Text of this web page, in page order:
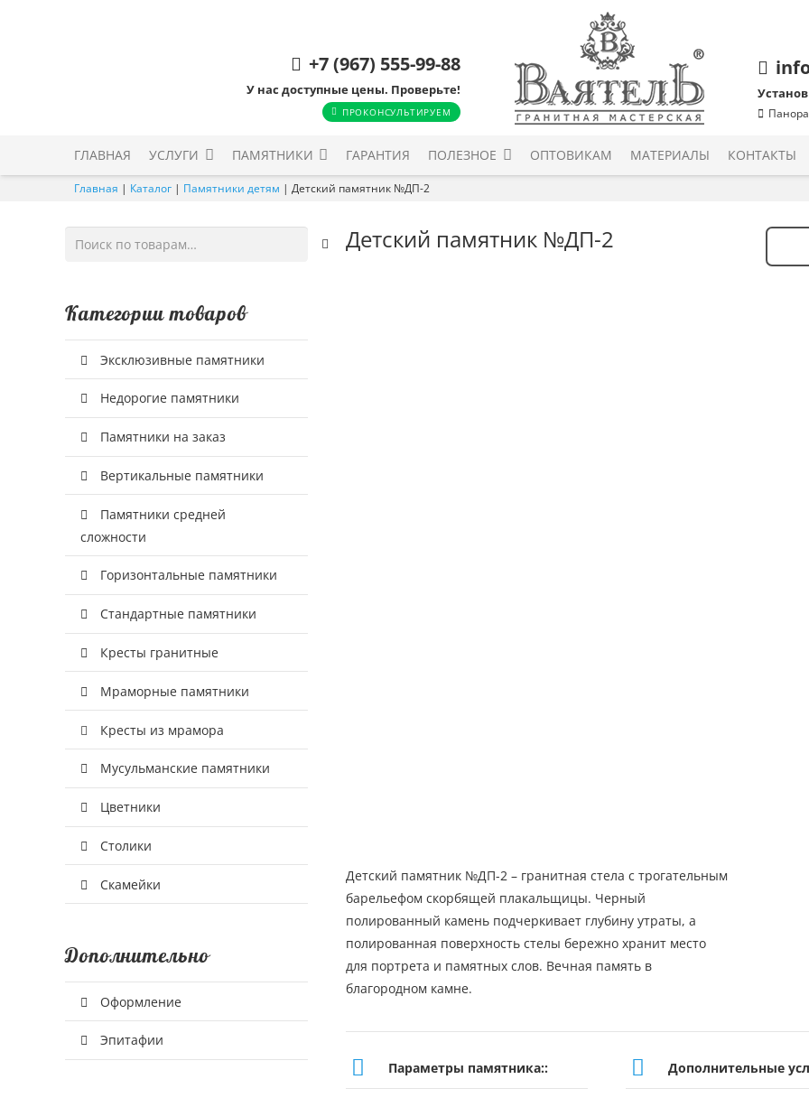
+7 (967) 555-99-88
У нас доступные цены. Проверьте!
ПРОКОНСУЛЬТИРУЕМ
ГЛАВНАЯ УСЛУГИ ПАМЯТНИКИ ГАРАНТИЯ ПОЛЕЗНОЕ ОПТОВИКАМ МАТЕРИАЛЫ КОНТАКТЫ
Главная | Каталог | Памятники детям | Детский памятник №ДП-2
Искать:
Категории товаров
Эксклюзивные памятники
Недорогие памятники
Памятники на заказ
Вертикальные памятники
Памятники средней
сложности
Горизонтальные памятники
Стандартные памятники
Кресты гранитные
Мраморные памятники
Кресты из мрамора
Мусульманские памятники
Цветники
Столики
Скамейки
Дополнительно
Оформление
Эпитафии
Детский памятник №ДП-2
Детский памятник №ДП-2 – гранитная стела с трогательным
барельефом скорбящей плакальщицы. Черный
полированный камень подчеркивает глубину утраты, а
полированная поверхность стелы бережно хранит место
для портрета и памятных слов. Вечная память в
благородном камне.
Параметры памятника:: Дополнительные